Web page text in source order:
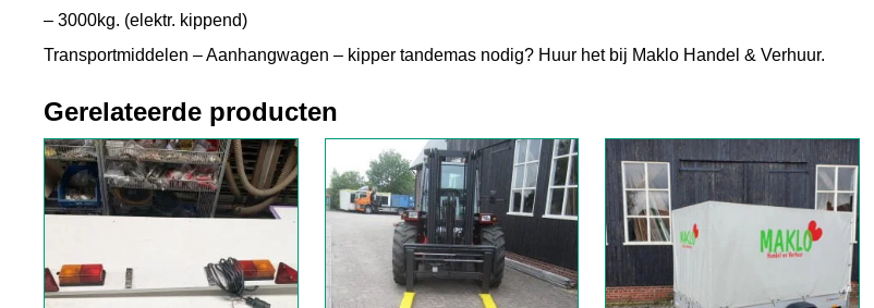
– 3000kg. (elektr. kippend)
Transportmiddelen – Aanhangwagen – kipper tandemas nodig? Huur het bij Maklo Handel & Verhuur.
Gerelateerde producten